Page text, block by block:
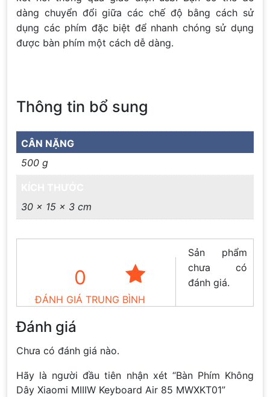
dàng chuyển đổi giữa các chế độ bằng cách sử
dụng các phím đặc biệt để nhanh chóng sử dụng
được bàn phím một cách dễ dàng.
Thông tin bổ sung
CÂN NẶNG
500 g
30 × 15 × 3 cm
0
ĐÁNH GIÁ TRUNG BÌNH
Sản phẩm
chưa có
đánh giá.
Đánh giá
Chưa có đánh giá nào.
Hãy là người đầu tiên nhận xét “Bàn Phím Không
Dây Xiaomi MIIIW Keyboard Air 85 MWXKT01”